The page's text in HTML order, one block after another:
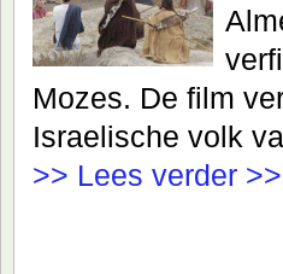
Mozes. De film
Israelische volk
>> Lees verder >>